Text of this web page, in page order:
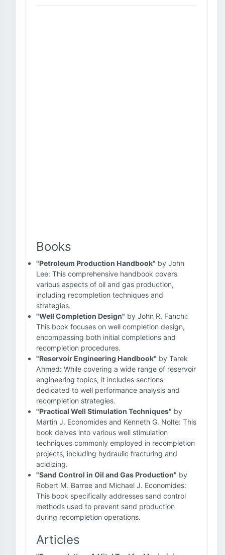
Books
"Petroleum Production Handbook" by John
Lee: This comprehensive handbook covers
various aspects of oil and gas production,
including recompletion techniques and
strategies.
"Well Completion Design" by John R. Fanchi:
This book focuses on well completion design,
encompassing both initial completions and
recompletion procedures.
"Reservoir Engineering Handbook" by Tarek
Ahmed: While covering a wide range of reservoir
engineering topics, it includes sections
dedicated to well performance analysis and
recompletion strategies.
"Practical Well Stimulation Techniques" by
Martin J. Economides and Kenneth G. Nolte: This
book delves into various well stimulation
techniques commonly employed in recompletion
projects, including hydraulic fracturing and
acidizing.
"Sand Control in Oil and Gas Production" by
Robert M. Barree and Michael J. Economides:
This book specifically addresses sand control
methods used to prevent sand production
during recompletion operations.
Articles